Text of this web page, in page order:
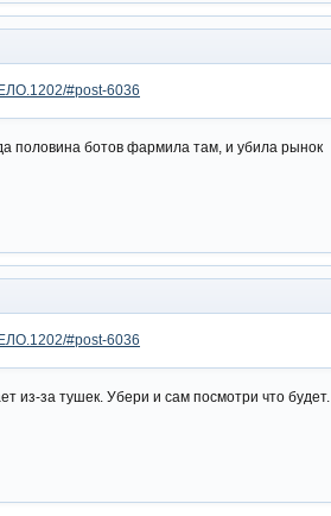
#post-6036
половина ботов фармила там, и убила рынок
#post-6036
из-за тушек. Убери и сам посмотри что будет.